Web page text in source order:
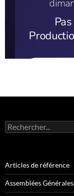
Rechercher
Articles de référence
Assemblées Générales